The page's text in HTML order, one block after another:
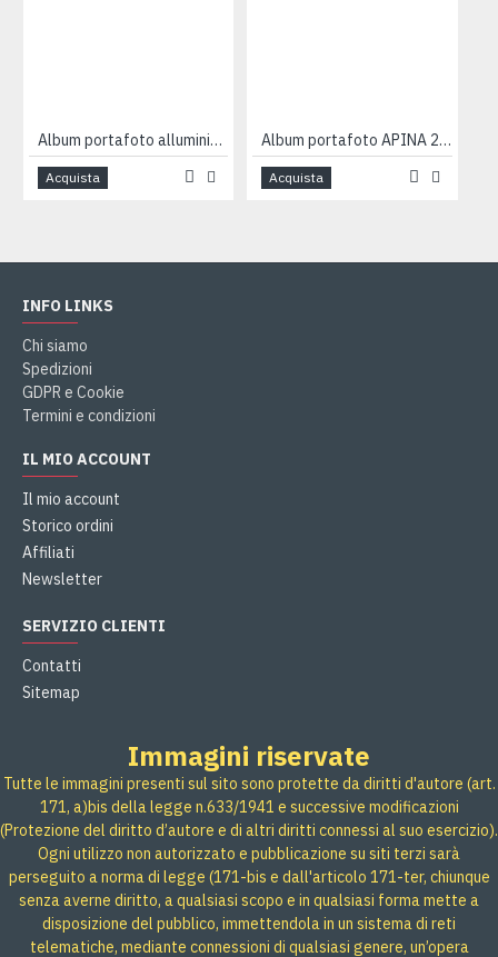
Album portafoto alluminio foto 10x15
Acquista
Album portafoto APINA 200 foto 10x15
Acquista
INFO LINKS
Chi siamo
Spedizioni
GDPR e Cookie
Termini e condizioni
IL MIO ACCOUNT
Il mio account
Storico ordini
Affiliati
Newsletter
SERVIZIO CLIENTI
Contatti
Sitemap
Immagini riservate
Tutte le immagini presenti sul sito sono protette da diritti d'autore (art.
171, a)bis della legge n.633/1941 e successive modificazioni
(Protezione del diritto d’autore e di altri diritti connessi al suo esercizio).
Ogni utilizzo non autorizzato e pubblicazione su siti terzi sarà
perseguito a norma di legge (171-bis e dall'articolo 171-ter, chiunque
senza averne diritto, a qualsiasi scopo e in qualsiasi forma mette a
disposizione del pubblico, immettendola in un sistema di reti
telematiche, mediante connessioni di qualsiasi genere, un’opera